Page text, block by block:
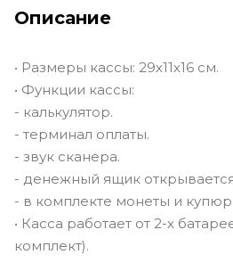
Описание
• Размеры кассы: 29х11х16 см.
• Функции кассы:
- калькулятор.
- терминал оплаты.
- звук сканера.
- денежный ящик
- в комплекте монеты и
• Касса работает от 2-х
комплект).